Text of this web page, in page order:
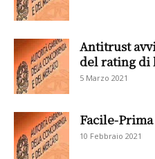
Antitrust
del rating di
5 Marzo 2021
Facile-
10 Febbraio 2021